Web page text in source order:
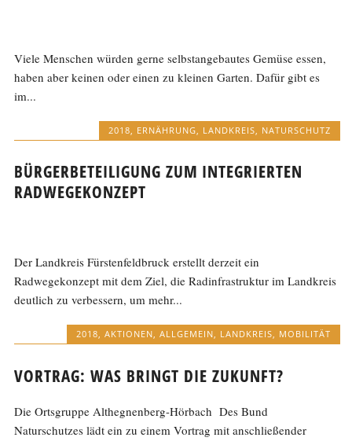
Viele Menschen würden gerne selbstangebautes Gemüse essen,
haben aber keinen oder einen zu kleinen Garten. Dafür gibt es
im...
2018, ERNÄHRUNG, LANDKREIS, NATURSCHUTZ
BÜRGERBETEILIGUNG ZUM INTEGRIERTEN
RADWEGEKONZEPT
Der Landkreis Fürstenfeldbruck erstellt derzeit ein
Radwegekonzept mit dem Ziel, die Radinfrastruktur im Landkreis
deutlich zu verbessern, um mehr...
2018, AKTIONEN, ALLGEMEIN, LANDKREIS, MOBILITÄT
VORTRAG: WAS BRINGT DIE ZUKUNFT?
Die Ortsgruppe Althegnenberg-Hörbach Des Bund
Naturschutzes lädt ein zu einem Vortrag mit anschließender